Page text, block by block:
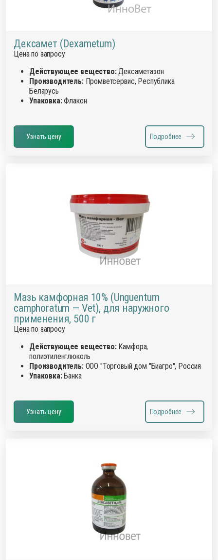
Дексамет (Dexametum)
Цена по запросу
Действующее вещество:Дексаметазон
Производитель:Промветсервис, Республика
Беларусь
Упаковка:Флакон
Узнать цену Подробнее
Мазь камфорная 10% (Unguentum
camphoratum — Vet), для наружного
применения, 500 г
Цена по запросу
Действующее вещество:Камфора,
полиэтиленглюколь
Производитель:ООО "Торговый дом "Биагро", Россия
Упаковка:Банка
Узнать цену Подробнее